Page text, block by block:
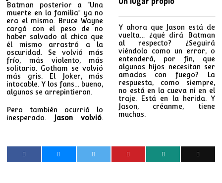
Batman posterior a “Una
muerte en la familia” ya no
era el mismo. Bruce Wayne
cargó con el peso de no
haber salvado al chico que
él mismo arrastró a la
oscuridad. Se volvió más
frío, más violento, más
solitario. Gotham se volvió
más gris. El Joker, más
intocable. Y los fans… bueno,
algunos se arrepintieron.
Pero también ocurrió lo
inesperado.
Jason volvió.
Y ahora que Jason está de
vuelta… ¿qué dirá Batman
al respecto? ¿Seguirá
viéndolo como un error, o
entenderá, por fin, que
algunos hijos necesitan ser
amados con fuego? La
respuesta, como siempre,
no está en la cueva ni en el
traje. Está en la herida. Y
Jason, créanme, tiene
muchas.